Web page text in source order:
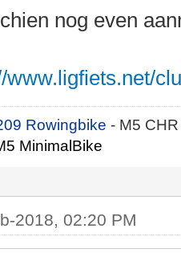
nog even
www.ligfiets.net/
Rowingbike- M5
MinimalBike
2018, 02:20 PM